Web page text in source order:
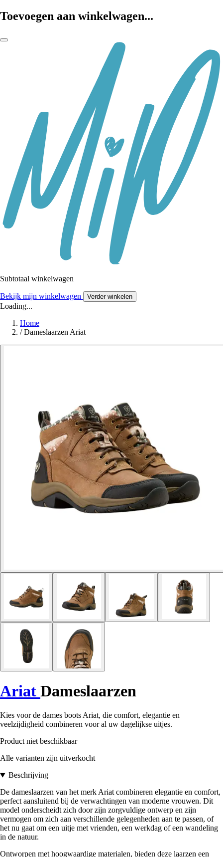
Toevoegen aan winkelwagen...
Subtotaal winkelwagen
Bekijk mijn winkelwagen Verder winkelen
Loading...
Home
/ Dameslaarzen Ariat
Ariat Dameslaarzen
Kies voor de dames boots Ariat, die comfort, elegantie en
veelzijdigheid combineren voor al uw dagelijkse uitjes.
Product niet beschikbaar
Alle varianten zijn uitverkocht
Beschrijving
De dameslaarzen van het merk Ariat combineren elegantie en comfort,
perfect aansluitend bij de verwachtingen van moderne vrouwen. Dit
model onderscheidt zich door zijn zorgvuldige ontwerp en zijn
vermogen om zich aan verschillende gelegenheden aan te passen, of
het nu gaat om een uitje met vrienden, een werkdag of een wandeling
in de natuur.
Ontworpen met hoogwaardige materialen, bieden deze laarzen een